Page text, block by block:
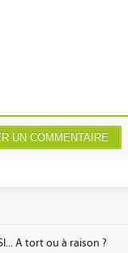
UN COMMENTAIRE
A tort ou à raison ?